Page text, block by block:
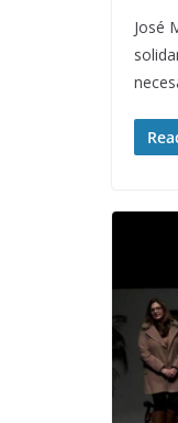
José